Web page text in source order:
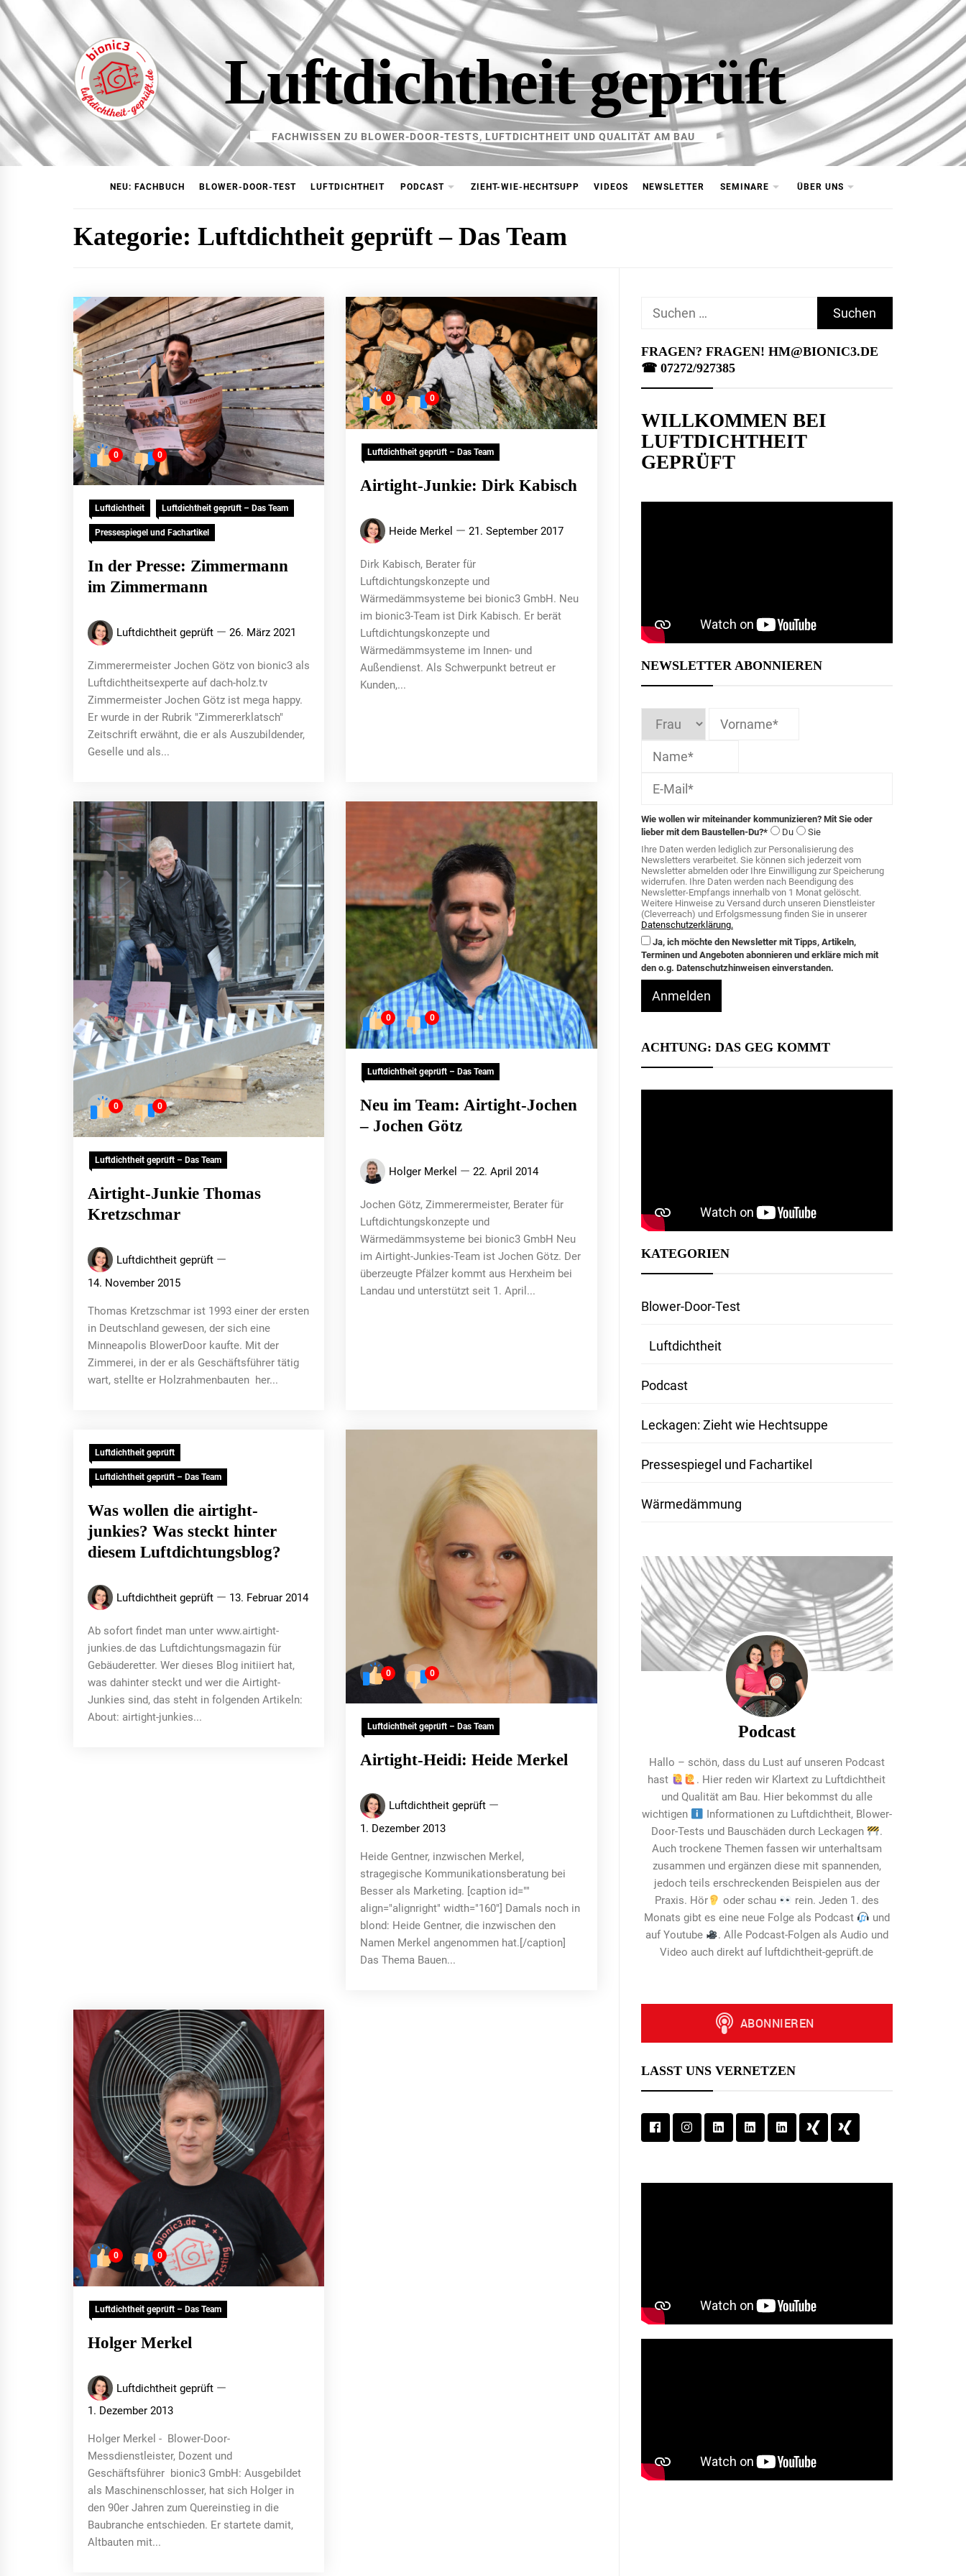
Skip
content
Luftdichtheit geprüft
FACHWISSEN ZU BLOWER-DOOR-TESTS, LUFTDICHTHEIT UND QUALITÄT AM BAU
NEU: FACHBUCH BLOWER-DOOR-TEST LUFTDICHTHEIT PODCAST ZIEHT-WIE-HECHTSUPP VIDEOS NEWSLETTER SEMINARE ÜBER UNS
Kategorie: Luftdichtheit geprüft – Das Team
0 0
Luftdichtheit Luftdichtheit geprüft – Das Team
Pressespiegel und Fachartikel
In der Presse: Zimmermann
im Zimmermann
Luftdichtheit geprüft 26. März 2021
Zimmerermeister Jochen Götz von bionic3 als
Luftdichtheitsexperte auf dach-holz.tv
Zimmermeister Jochen Götz ist mega happy.
Er wurde in der Rubrik "Zimmererklatsch"
Zeitschrift erwähnt, die er als Auszubildender,
Geselle und als...
0 0
Luftdichtheit geprüft – Das Team
Airtight-Junkie: Dirk Kabisch
Heide Merkel 21. September 2017
Dirk Kabisch, Berater für
Luftdichtungskonzepte und
Wärmedämmsysteme bei bionic3 GmbH. Neu
im bionic3-Team ist Dirk Kabisch. Er berät
Luftdichtungskonzepte und
Wärmedämmsysteme im Innen- und
Außendienst. Als Schwerpunkt betreut er
Kunden,...
0 0
Luftdichtheit geprüft – Das Team
Airtight-Junkie Thomas
Kretzschmar
Luftdichtheit geprüft
14. November 2015
Thomas Kretzschmar ist 1993 einer der ersten
in Deutschland gewesen, der sich eine
Minneapolis BlowerDoor kaufte. Mit der
Zimmerei, in der er als Geschäftsführer tätig
wart, stellte er Holzrahmenbauten her...
0 0
Luftdichtheit geprüft – Das Team
Neu im Team: Airtight-Jochen
– Jochen Götz
Holger Merkel 22. April 2014
Jochen Götz, Zimmerermeister, Berater für
Luftdichtungskonzepte und
Wärmedämmsysteme bei bionic3 GmbH Neu
im Airtight-Junkies-Team ist Jochen Götz. Der
überzeugte Pfälzer kommt aus Herxheim bei
Landau und unterstützt seit 1. April...
Luftdichtheit geprüft
Luftdichtheit geprüft – Das Team
Was wollen die airtight-
junkies? Was steckt hinter
diesem Luftdichtungsblog?
Luftdichtheit geprüft 13. Februar 2014
Ab sofort findet man unter www.airtight-
junkies.de das Luftdichtungsmagazin für
Gebäuderetter. Wer dieses Blog initiiert hat,
was dahinter steckt und wer die Airtight-
Junkies sind, das steht in folgenden Artikeln:
About: airtight-junkies...
0 0
Luftdichtheit geprüft – Das Team
Airtight-Heidi: Heide Merkel
Luftdichtheit geprüft
1. Dezember 2013
Heide Gentner, inzwischen Merkel,
stragegische Kommunikationsberatung bei
Besser als Marketing. [caption id=""
align="alignright" width="160"] Damals noch in
blond: Heide Gentner, die inzwischen den
Namen Merkel angenommen hat.[/caption]
Das Thema Bauen...
0 0
Luftdichtheit geprüft – Das Team
Holger Merkel
Luftdichtheit geprüft
1. Dezember 2013
Holger Merkel - Blower-Door-
Messdienstleister, Dozent und
Geschäftsführer bionic3 GmbH: Ausgebildet
als Maschinenschlosser, hat sich Holger in
den 90er Jahren zum Quereinstieg in die
Baubranche entschieden. Er startete damit,
Altbauten mit...
Suchen
FRAGEN? FRAGEN! HM@BIONIC3.DE
☎︎ 07272/927385
WILLKOMMEN BEI
LUFTDICHTHEIT
GEPRÜFT
NEWSLETTER ABONNIEREN
Wie wollen wir miteinander kommunizieren? Mit Sie oder
lieber mit dem Baustellen-Du?*
Du
Sie
Ihre Daten werden lediglich zur Personalisierung des
Newsletters verarbeitet. Sie können sich jederzeit vom
Newsletter abmelden oder Ihre Einwilligung zur Speicherung
widerrufen. Ihre Daten werden nach Beendigung des
Newsletter-Empfangs innerhalb von 1 Monat gelöscht.
Weitere Hinweise zu Versand durch unseren Dienstleister
(Cleverreach) und Erfolgsmessung finden Sie in unserer
Datenschutzerklärung.
Ja, ich möchte den Newsletter mit Tipps, Artikeln,
Terminen und Angeboten abonnieren und erkläre mich mit
den o.g. Datenschutzhinweisen einverstanden.
Anmelden
ACHTUNG: DAS GEG KOMMT
KATEGORIEN
Blower-Door-Test
Luftdichtheit
Podcast
Leckagen: Zieht wie Hechtsuppe
Pressespiegel und Fachartikel
Wärmedämmung
Podcast
Hallo – schön, dass du Lust auf unseren Podcast
hast
. Hier reden wir Klartext zu Luftdichtheit
und Qualität am Bau. Hier bekommst du alle
wichtigen
Informationen zu Luftdichtheit, Blower-
Door-Tests und Bauschäden durch Leckagen
.
Auch trockene Themen fassen wir unterhaltsam
zusammen und ergänzen diese mit spannenden,
jedoch teils erschreckenden Beispielen aus der
Praxis. Hör
oder schau
rein. Jeden 1. des
Monats gibt es eine neue Folge als Podcast
und
auf Youtube
. Alle Podcast-Folgen als Audio und
Video auch direkt auf luftdichtheit-geprüft.de
LASST UNS VERNETZEN